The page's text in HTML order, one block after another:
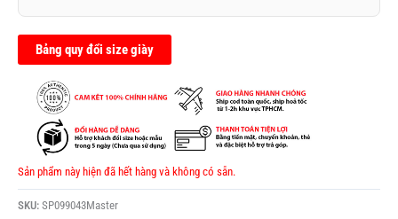
Bảng quy đổi size giày
Sản phẩm này hiện đã hết hàng và không có sẵn.
SKU: SP099043Master